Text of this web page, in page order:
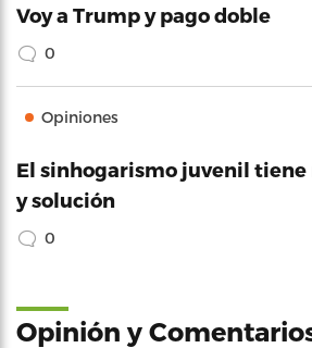
Voy a Trump y pago doble
0
Opiniones
El sinhogarismo juvenil
y solución
0
Opinión y